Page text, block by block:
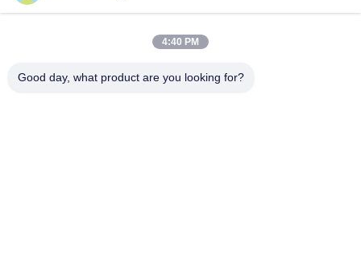
Rm. 1010, bâtiment D, place Taihua Longqi, district de
4:40 PM
Good day, what product are you looking for?